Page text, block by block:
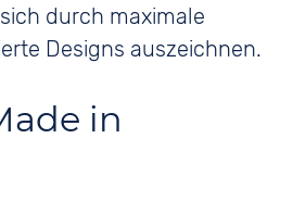
durch maximale
Designs auszeichnen.
in